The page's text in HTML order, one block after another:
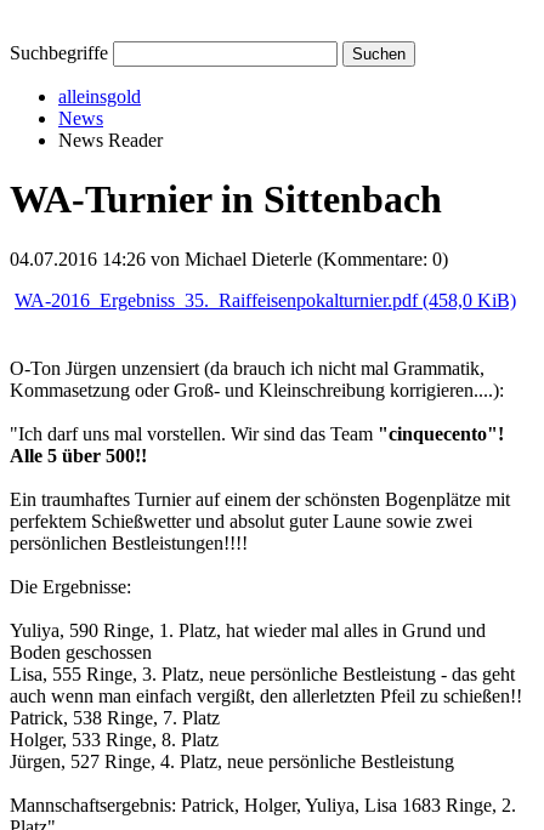
Suchbegriffe
alleinsgold
News
News Reader
WA-Turnier in Sittenbach
04.07.2016 14:26 von Michael Dieterle (Kommentare: 0)
WA-2016_Ergebniss_35._Raiffeisenpokalturnier.pdf(458,0 KiB)
O-Ton Jürgen unzensiert (da brauch ich nicht mal Grammatik,
Kommasetzung oder Groß- und Kleinschreibung korrigieren....):
"Ich darf uns mal vorstellen. Wir sind das Team "cinquecento"!
Alle 5 über 500!!
Ein traumhaftes Turnier auf einem der schönsten Bogenplätze mit
perfektem Schießwetter und absolut guter Laune sowie zwei
persönlichen Bestleistungen!!!!
Die Ergebnisse:
Yuliya, 590 Ringe, 1. Platz, hat wieder mal alles in Grund und
Boden geschossen
Lisa, 555 Ringe, 3. Platz, neue persönliche Bestleistung - das geht
auch wenn man einfach vergißt, den allerletzten Pfeil zu schießen!!
Patrick, 538 Ringe, 7. Platz
Holger, 533 Ringe, 8. Platz
Jürgen, 527 Ringe, 4. Platz, neue persönliche Bestleistung
Mannschaftsergebnis: Patrick, Holger, Yuliya, Lisa 1683 Ringe, 2.